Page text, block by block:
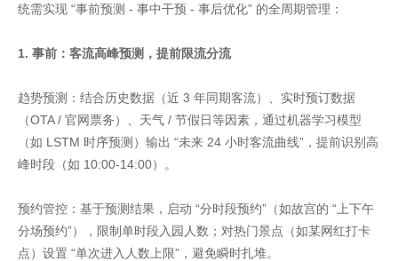
统需实现 “事前预测 - 事中干预 - 事后优化” 的全周期管理：
1. 事前：客流高峰预测，提前限流分流
趋势预测：结合历史数据（近 3 年同期客流）、实时预订数据
（OTA / 官网票务）、天气 / 节假日等因素，通过机器学习模型
（如 LSTM 时序预测）输出 “未来 24 小时客流曲线”，提前识别高
峰时段（如 10:00-14:00）。
预约管控：基于预测结果，启动 “分时段预约”（如故宫的 “上下午
分场预约”），限制单时段入园人数；对热门景点（如某网红打卡
点）设置 “单次进入人数上限”，避免瞬时扎堆。